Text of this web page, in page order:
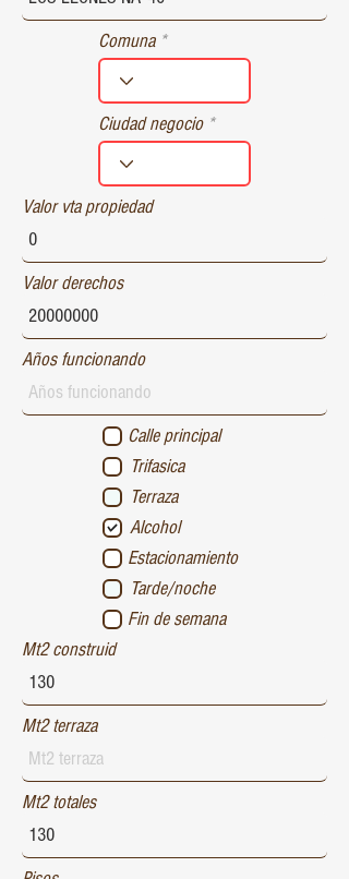
Comuna
Ciudad negocio
Valor vta propiedad
Valor derechos
Años funcionando
Calle principal
Trifasica
Terraza
Alcohol
Estacionamiento
Tarde/noche
Fin de semana
Mt2 construid
Mt2 terraza
Mt2 totales